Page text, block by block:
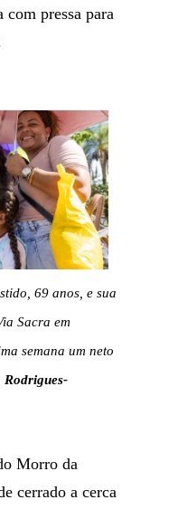
com pressa para
69 anos, e sua
Sacra em
semana um neto
Morro da
cerrado a cerca